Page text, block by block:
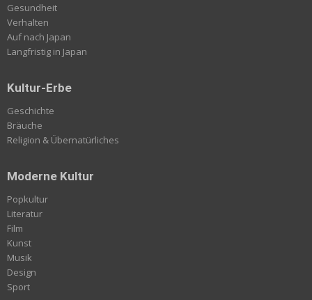
Gesundheit
Verhalten
Auf nach Japan
Langfristig in Japan
Kultur-Erbe
Geschichte
Bräuche
Religion & Übernatürliches
Moderne Kultur
Popkultur
Literatur
Film
Kunst
Musik
Design
Sport